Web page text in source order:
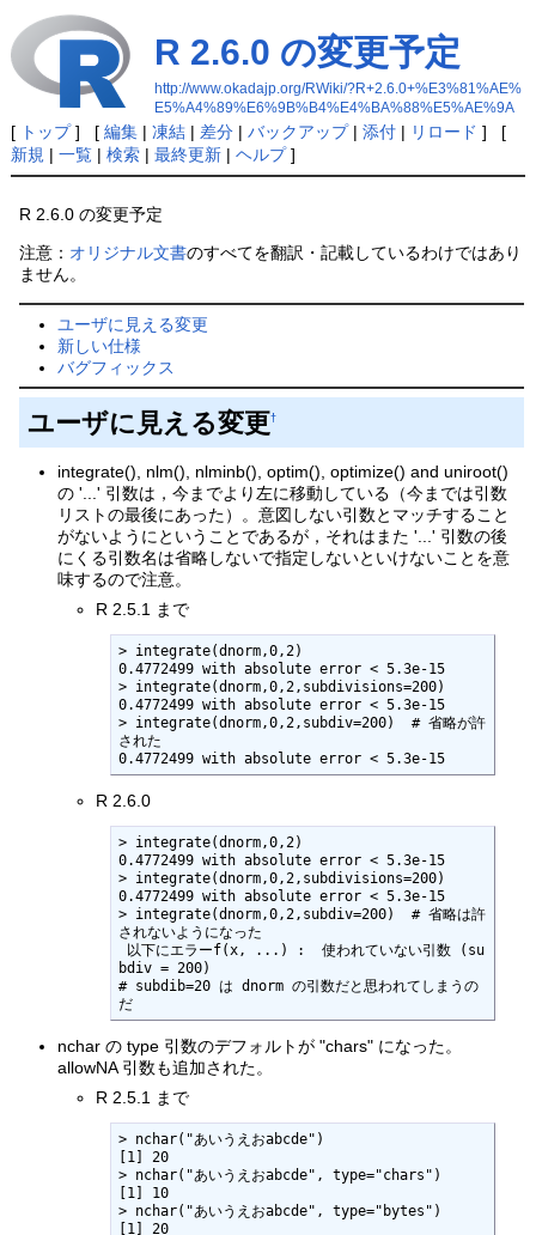
R 2.6.0 の変更予定
http://www.okadajp.org/RWiki/?R+2.6.0+%E3%81%AE%
E5%A4%89%E6%9B%B4%E4%BA%88%E5%AE%9A
[ トップ] [ 編集| 凍結| 差分| バックアップ| 添付| リロード ] [
新規 | 一覧| 検索| 最終更新| ヘルプ]
R 2.6.0 の変更予定
注意： オリジナル文書のすべてを翻訳・記載しているわけではあり
ません。
ユーザに見える変更
新しい仕様
バグフィックス
ユーザに見える変更†
integrate(), nlm(), nlminb(), optim(), optimize() and uniroot()
の '...' 引数は，今までより左に移動している（今までは引数
リストの最後にあった）。意図しない引数とマッチすること
がないようにということであるが，それはまた '...' 引数の後
にくる引数名は省略しないで指定しないといけないことを意
味するので注意。
R 2.5.1 まで
> integrate(dnorm,0,2)
0.4772499 with absolute error < 5.3e-15
> integrate(dnorm,0,2,subdivisions=200)
0.4772499 with absolute error < 5.3e-15
> integrate(dnorm,0,2,subdiv=200)  # 省略が許
された
0.4772499 with absolute error < 5.3e-15
R 2.6.0
> integrate(dnorm,0,2)
0.4772499 with absolute error < 5.3e-15
> integrate(dnorm,0,2,subdivisions=200)
0.4772499 with absolute error < 5.3e-15
> integrate(dnorm,0,2,subdiv=200)  # 省略は許
されないようになった
bdiv = 200)
# subdib=20 は dnorm の引数だと思われてしまうの
だ
nchar の type 引数のデフォルトが "chars" になった。
allowNA 引数も追加された。
R 2.5.1 まで
> nchar("あいうえおabcde")
[1] 20
> nchar("あいうえおabcde", type="chars")
[1] 10
> nchar("あいうえおabcde", type="bytes")
[1] 20